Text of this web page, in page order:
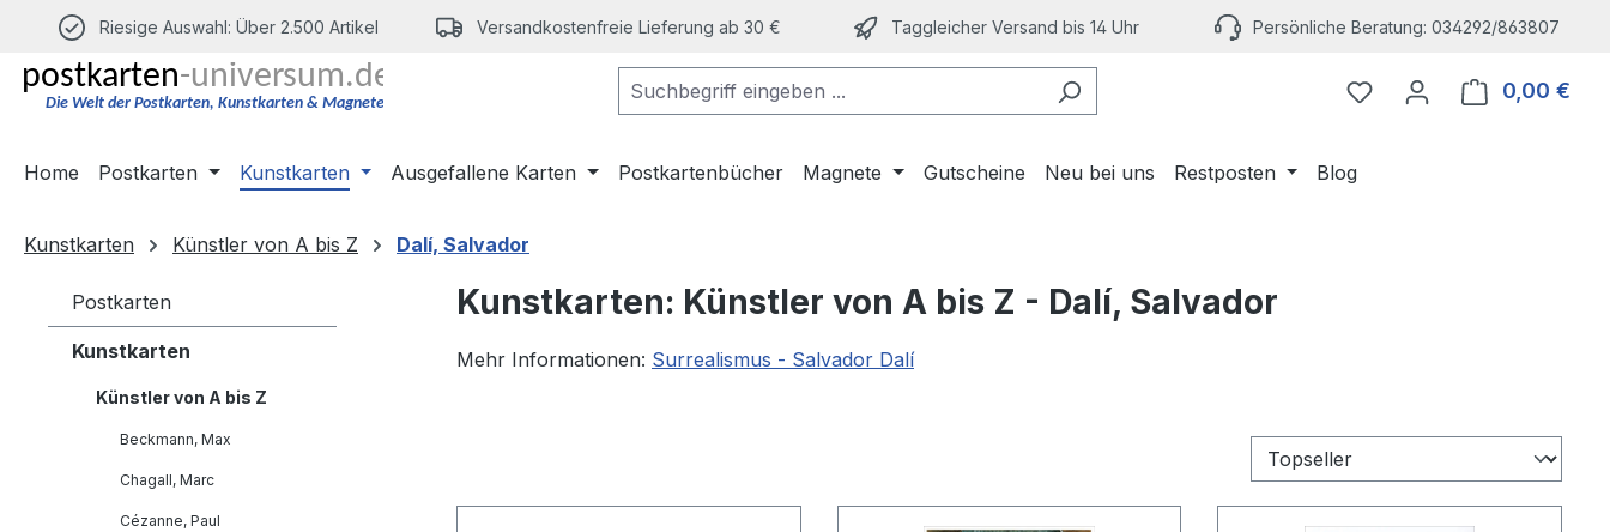
Hauptinhalt springen
Zur Suche springen
Zur Hauptnavigation springen
Riesige Auswahl: Über 2.500 Artikel Versandkostenfreie Lieferung ab 30 € Taggleicher Versand bis 14 Uhr Persönliche Beratung: 034292/863807
Du hast 0 Produkte auf
0,00 €
Home Postkarten Kunstkarten Ausgefallene Karten Postkartenbücher Magnete Gutscheine Neu bei uns Restposten Blog
Kunstkarten Künstler von A bis Z Dalí, Salvador
Postkarten
Kunstkarten
Künstler von A bis Z
Beckmann, Max
Chagall, Marc
Cézanne, Paul
Kunstkarten: Künstler von A bis Z - Dalí, Salvador
Mehr Informationen: Surrealismus - Salvador Dalí